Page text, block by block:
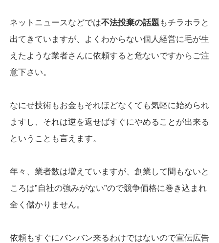
ネットニュースなどでは不法投棄の話題 もチラホラと
出てきていますが、よくわからない個人経営に毛が生
えたような業者さんに依頼すると危ないですからご注
意下さい。
なにせ技術もお金もそれほどなくても気軽に始められ
ますし、それは逆を返せばすぐにやめることが出来る
ということも言えます。
年々、業者数は増えていますが、創業して間もないと
ころは”自社の強みがない”ので競争価格に巻き込まれ
全く儲かりません。
依頼もすぐにバンバン来るわけではないので宣伝広告